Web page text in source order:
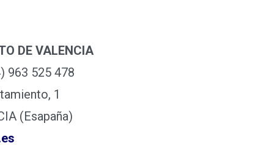
DE VALENCIA
963 525 478
1
(Esapaña)